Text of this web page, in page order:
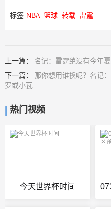
标签 NBA 篮球 转载 雷霆
上一篇： 名记：雷霆绝没有今年
下一篇： 那你想用谁换呢？名记
罗或小瓦
热门视频
今天世界杯时间